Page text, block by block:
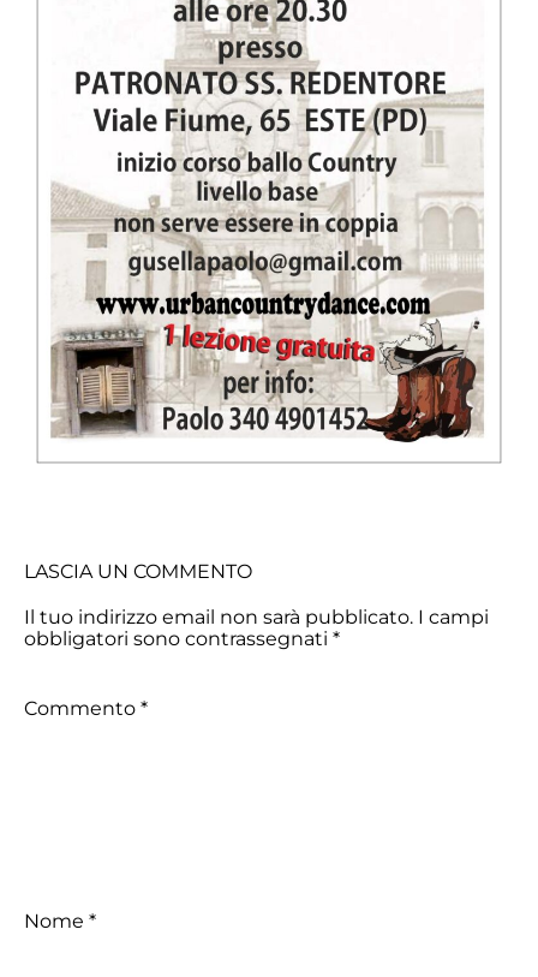
LASCIA UN COMMENTO
Il tuo indirizzo email non sarà pubblicato. I campi
obbligatori sono contrassegnati *
Commento *
Nome *